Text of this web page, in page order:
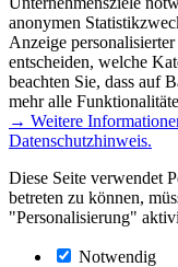
anonymen
Anzeige
entscheiden, welche
beachten Sie, dass auf
mehr alle
→ Weitere
Datenschutzhinweis.
Diese Seite verwendet
betreten zu können,
"Personalisierung"
Notwendig